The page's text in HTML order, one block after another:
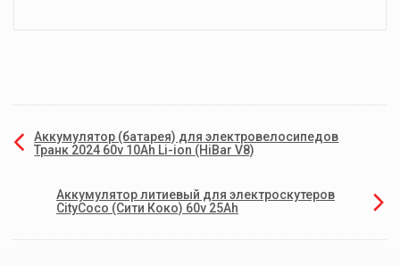
Аккумулятор (батарея) для электровелосипедов
Транк 2024 60v 10Ah Li-ion (HiBar V8)
Аккумулятор литиевый для электроскутеров
CityCoco (Сити Коко) 60v 25Ah